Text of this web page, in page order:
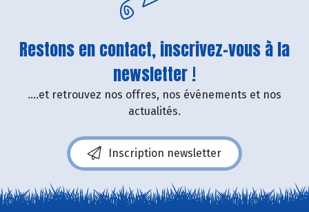
Restons en contact, inscrivez-vous à la
newsletter !
....et retrouvez nos offres, nos événements et nos
actualités.
Inscription newsletter